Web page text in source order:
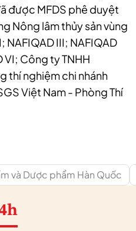
được MFDS phê duyệt
Nông lâm thủy sản vùng
NAFIQAD III; NAFIQAD
VI; Công ty TNHH
thí nghiệm chi nhánh
Việt Nam - Phòng Thí
và Dược phẩm Hàn Quốc